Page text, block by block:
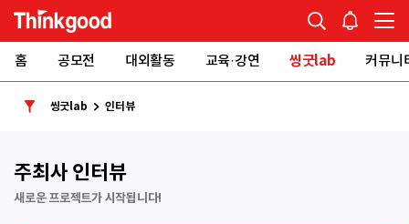
홈 공모전 대외활동 교육·강연 씽굿lab 커뮤니
씽굿lab 인터뷰
주최사 인터뷰
새로운 프로젝트가 시작됩니다!